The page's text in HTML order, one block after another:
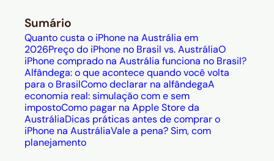
defeitos de fabricação em qualquer
país.
Acota de isenção da alfândega é
de US$ 1.000sobre o total de
compras da viagem — o iPhone 17
base (≈ US$ 890) entra dentro do
limite, mas os modelos Pro e Pro
Max ultrapassam e geram imposto
de 50% sobre o excedente.
Sumário
Quanto custa o iPhone na Austrália em
2026Preço do iPhone no Brasil vs. AustráliaO
iPhone comprado na Austrália funciona no Brasil?
Alfândega: o que acontece quando você volta
para o BrasilComo declarar na alfândegaA
economia real: simulação com e sem
impostoComo pagar na Apple Store da
AustráliaDicas práticas antes de comprar o
iPhone na AustráliaVale a pena? Sim, com
planejamento